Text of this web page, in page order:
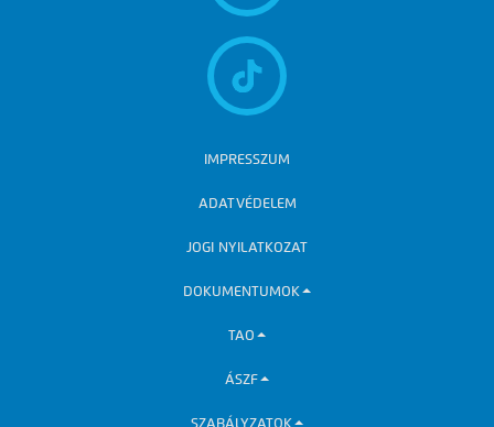
IMPRESSZUM
ADATVÉDELEM
JOGI NYILATKOZAT
DOKUMENTUMOK
TAO
ÁSZF